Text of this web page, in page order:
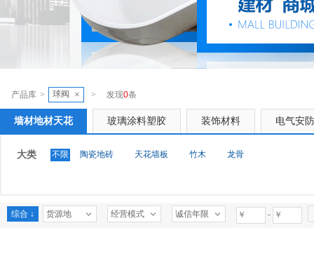
产品库 > 球阀 × > 发现0条
墙材地材天花 玻璃涂料塑胶 装饰材料 电气安
大类 不限 陶瓷地砖 天花墙板 竹木 龙骨
综合 ↓ 货源地 经营模式 诚信年限 -